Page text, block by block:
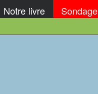
Notre livre Sondage